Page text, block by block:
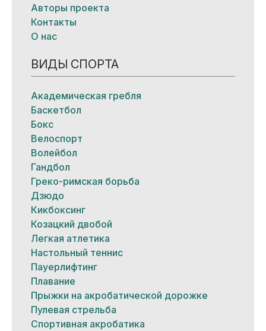
Авторы проекта
Контакты
О нас
ВИДЫ СПОРТА
Академическая гребля
Баскетбол
Бокс
Велоспорт
Волейбол
Гандбол
Греко-римская борьба
Дзюдо
Кикбоксинг
Козацкий двобой
Легкая атлетика
Настольный теннис
Пауерлифтинг
Плавание
Прыжки на акробатической дорожке
Пулевая стрельба
Спортивная акробатика